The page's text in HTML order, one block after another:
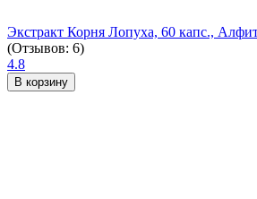
Экстракт Корня Лопуха, 60 капс.,
(Отзывов: 6)
4.8
В корзину